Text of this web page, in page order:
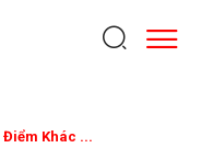
Điểm Khác ...